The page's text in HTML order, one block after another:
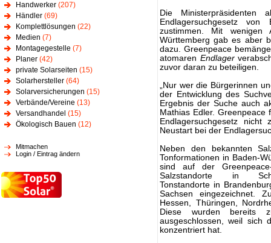
Handwerker (207)
Händler (69)
Komplettlösungen (22)
Medien (7)
Montagegestelle (7)
Planer (42)
private Solarseiten (15)
Solarhersteller (64)
Solarversicherungen (15)
Verbände/Vereine (13)
Versandhandel (15)
Ökologisch Bauen (12)
Mitmachen
Login / Eintrag ändern
Die
Endlagersuchgesetz von
zustimmen. Mit wenigen
Württemberg gab es aber
dazu. Greenpeace
atomaren Endlager
zuvor daran zu beteiligen.
„Nur wer die Bürgerinnen
der Entwicklung des
Ergebnis der Suche auch
Mathias Edler.
Endlagersuchgesetz
Neustart bei der
Neben den bekannten
Tonformationen in Baden-
sind auf der
Salzstandorte in
Tonstandorte in
Sachsen eingezeichnet.
Hessen, Thüringen,
Diese wurden bereits
ausgeschlossen, weil sich
konzentriert hat.